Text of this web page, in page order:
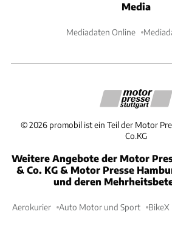
Media
Mediadaten Online
©2026 promobil ist ein Teil der Motor
Co.KG
Weitere Angebote der Motor
& Co. KG & Motor Presse
und deren
Aerokurier Auto Motor und Sport BikeX